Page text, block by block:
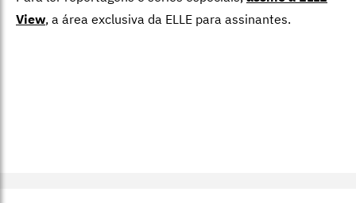
View, a área exclusiva da ELLE para assinantes.